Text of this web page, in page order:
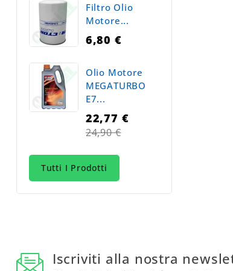
Filtro Olio
Motore...
6,80 €
Olio Motore
MEGATURBO
E7...
22,77 €
Prezzo
24,90 €
Tutti I Prodotti
Iscriviti alla nostra